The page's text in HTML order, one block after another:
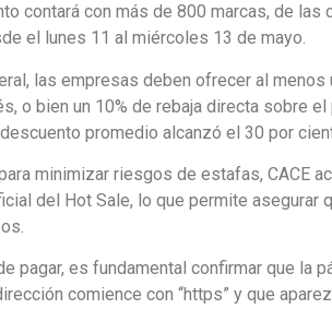
contará con más de 800 marcas, de las
el lunes 11 al miércoles 13 de mayo.
las empresas deben ofrecer al
o bien un 10% de rebaja directa sobre
promedio alcanzó el 30 por
minimizar riesgos de estafas, CACE
del Hot Sale, lo que permite asegurar
pagar, es fundamental confirmar que la
comience con “https” y que